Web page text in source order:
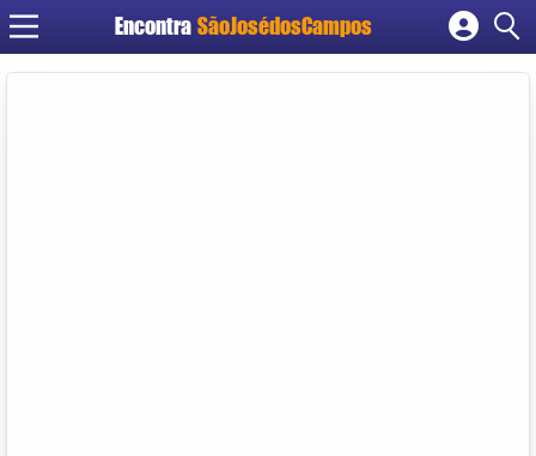
Encontra SãoJosédosCampos
Cadastrar empresa